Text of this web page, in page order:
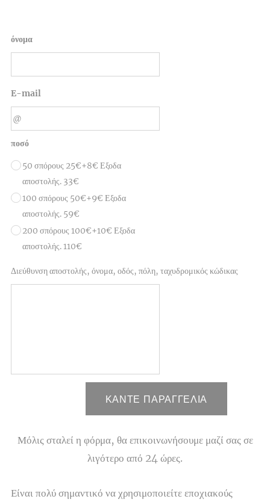
όνομα
E-mail
ποσό
50 σπόρους 25€+8€ Εξοδα
αποστολής. 33€
100 σπόρους 50€+9€ Εξοδα
αποστολής. 59€
200 σπόρους 100€+10€ Εξοδα
αποστολής. 110€
Διεύθυνση αποστολής, όνομα, οδός, πόλη, ταχυδρομικός κώδικας
ΚΑΝΤΕ ΠΑΡΑΓΓΕΛΙΑ
Μόλις σταλεί η φόρμα, θα επικοινωνήσουμε μαζί σας σε
λιγότερο από 24 ώρες.
Είναι πολύ σημαντικό να χρησιμοποιείτε εποχιακούς